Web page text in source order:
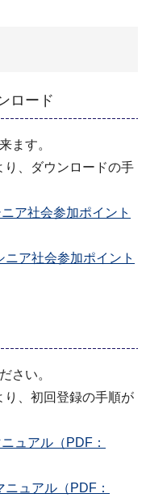
ロード
ます。
、ダウンロードの手
ア社会参加ポイント
ニア社会参加ポイント
さい。
、初回登録の手順が
ュアル（PDF：
ュアル（PDF：